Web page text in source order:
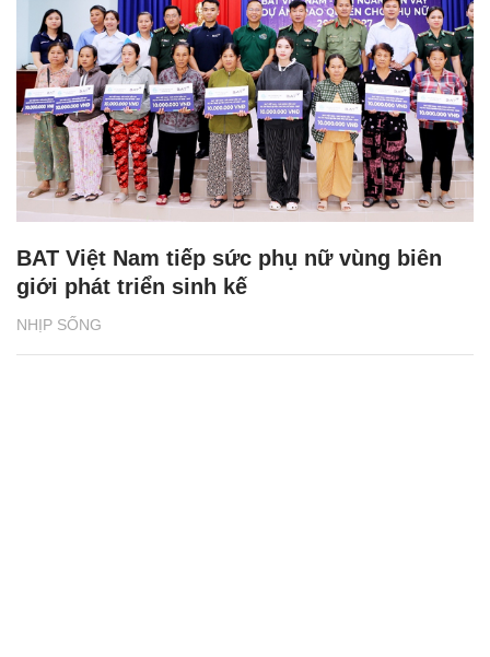
NHỊP SỐNG
BAT Việt Nam tiếp sức phụ nữ vùng biên
giới phát triển sinh kế